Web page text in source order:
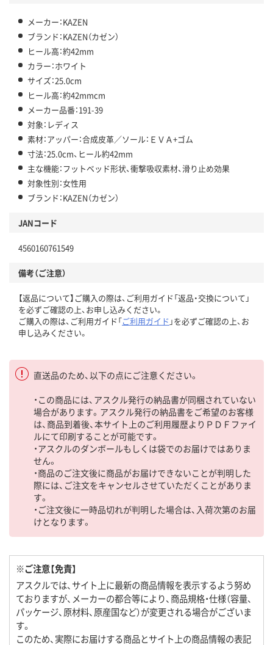
メーカー：KAZEN
ブランド：KAZEN（カゼン）
ヒール高：約42mm
カラー：ホワイト
サイズ：25.0cm
ヒール高：約42mmcm
メーカー品番：191-39
対象：レディス
素材：アッパー：合成皮革／ソール：ＥＶＡ+ゴム
寸法：25.0cm、ヒール約42mm
主な機能：フットベッド形状、衝撃吸収素材、滑り止め効果
対象性別：女性用
ブランド：KAZEN（カゼン）
JANコード
4560160761549
備考（ご注意）
【返品について】ご購入の際は、ご利用ガイド「返品・交換について」
を必ずご確認の上、お申し込みください。
ご購入の際は、ご利用ガイド「ご利用ガイド 」を必ずご確認の上、お
申し込みください。
直送品のため、以下の点にご注意ください。
・この商品には、アスクル発行の納品書が同梱されていない
場合があります。アスクル発行の納品書をご希望のお客様
は、商品到着後、本サイト上のご利用履歴よりＰＤＦファイ
ルにて印刷することが可能です。
・アスクルのダンボールもしくは袋でのお届けではありま
せん。
・商品のご注文後に商品がお届けできないことが判明した
際には、ご注文をキャンセルさせていただくことがありま
す。
・ご注文後に一時品切れが判明した場合は、入荷次第のお届
けとなります。
※ご注意【免責】
アスクルでは、サイト上に最新の商品情報を表示するよう努め
ておりますが、メーカーの都合等により、商品規格・仕様（容量、
パッケージ、原材料、原産国など）が変更される場合がございま
す。
このため、実際にお届けする商品とサイト上の商品情報の表記